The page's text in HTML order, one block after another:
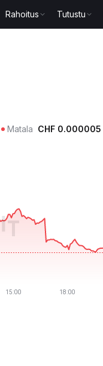
Rahoitus Tutustu
Matala CHF 0.000005